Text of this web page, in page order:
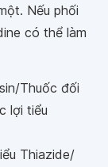
Nếu phối
có thể làm
Thuốc đối
lợi tiểu
Thiazide/